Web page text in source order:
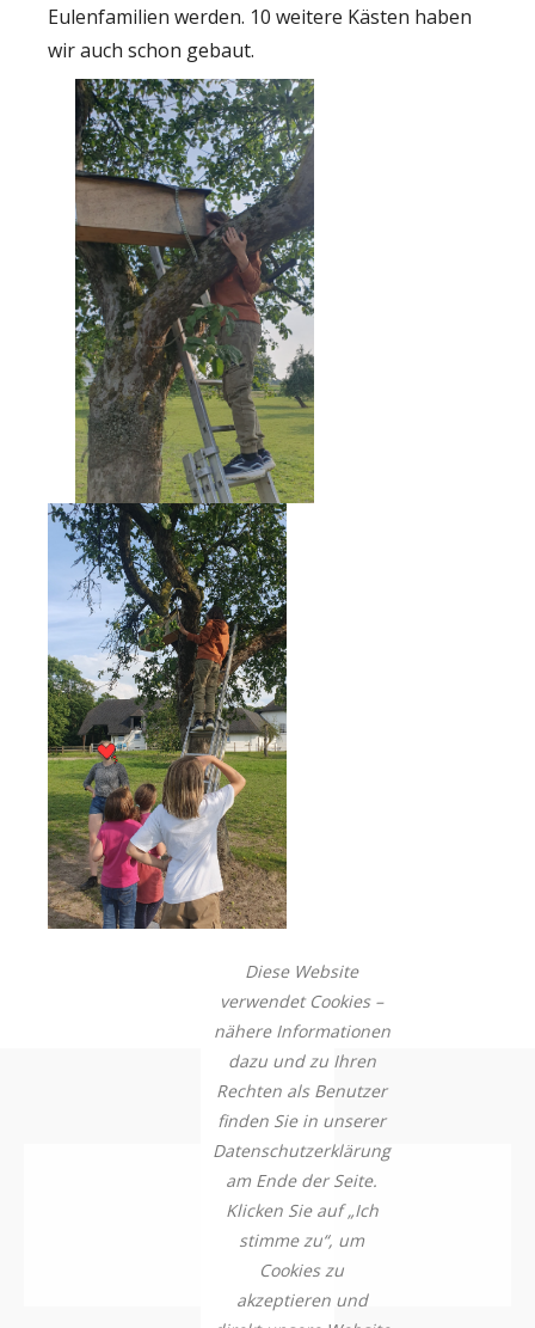
Eulenfamilien werden. 10 weitere Kästen haben
wir auch schon gebaut.
Diese Website
verwendet Cookies –
nähere Informationen
dazu und zu Ihren
Rechten als Benutzer
finden Sie in unserer
Datenschutzerklärung
am Ende der Seite.
Klicken Sie auf „Ich
stimme zu“, um
Cookies zu
akzeptieren und